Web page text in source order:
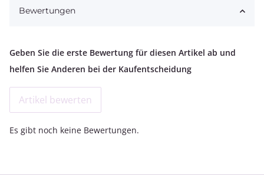
Bewertungen
Geben Sie die erste Bewertung für diesen Artikel ab und
helfen Sie Anderen bei der Kaufentscheidung
Artikel bewerten
Es gibt noch keine Bewertungen.